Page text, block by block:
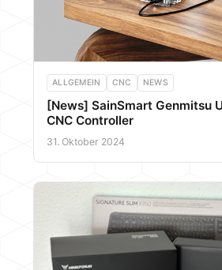
ALLGEMEIN CNC NEWS
[News] SainSmart Genmitsu
CNC Controller
31. Oktober 2024